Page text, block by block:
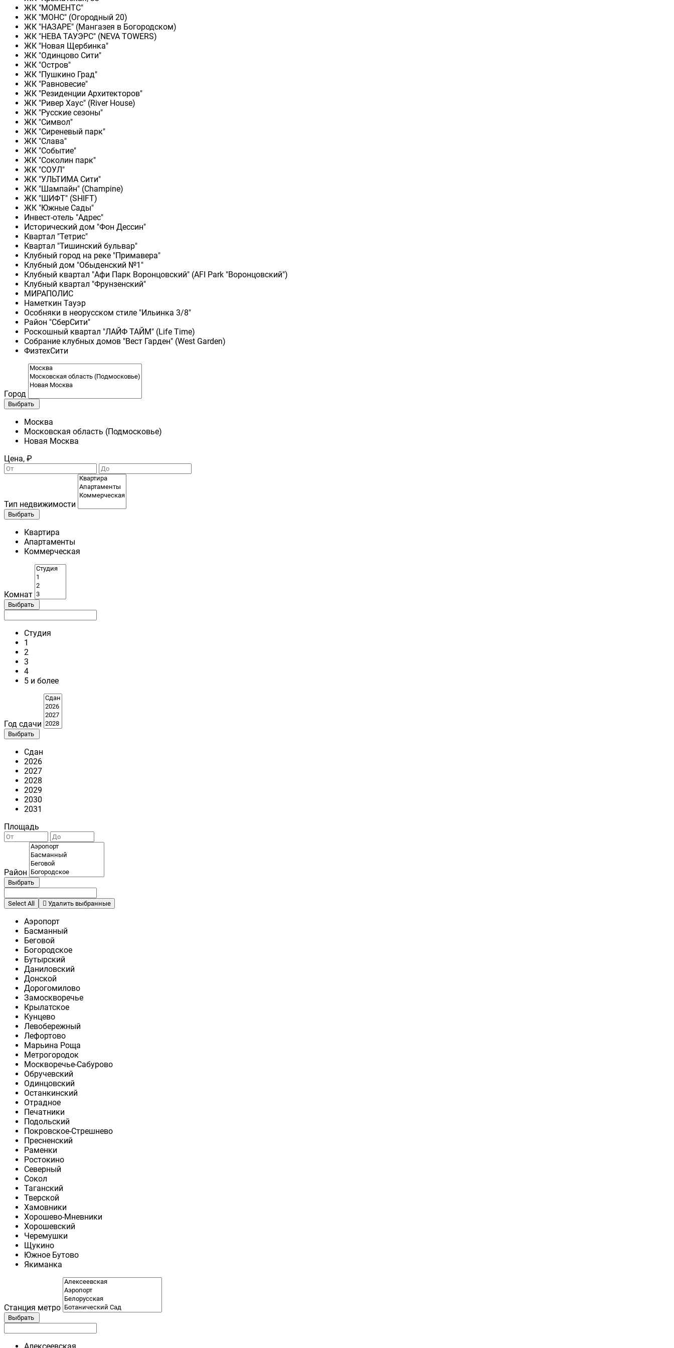
ЖК "МОМЕНТС"
ЖК "МОНС" (Огородный 20)
ЖК "НАЗАРЕ" (Мангазея в Богородском)
ЖК "НЕВА ТАУЭРС" (NEVA TOWERS)
ЖК "Новая Щербинка"
ЖК "Одинцово Сити"
ЖК "Остров"
ЖК "Пушкино Град"
ЖК "Равновесие"
ЖК "Резиденции Архитекторов"
ЖК "Ривер Хаус" (River Нouse)
ЖК "Русские сезоны"
ЖК "Символ"
ЖК "Сиреневый парк"
ЖК "Слава"
ЖК "Событие"
ЖК "Соколин парк"
ЖК "СОУЛ"
ЖК "УЛЬТИМА Сити"
ЖК "Шампайн" (Champine)
ЖК "ШИФТ" (SHIFT)
ЖК "Южные Сады"
Инвест-отель "Адрес"
Исторический дом "Фон Дессин"
Квартал "Тетрис"
Квартал "Тишинский бульвар"
Клубный город на реке "Примавера"
Клубный дом "Обыденский №1"
Клубный квартал "Афи Парк Воронцовский" (AFI Park "Воронцовский")
Клубный квартал "Фрунзенский"
МИРАПОЛИС
Наметкин Тауэр
Особняки в неорусском стиле "Ильинка 3/8"
Район "СберСити"
Роскошный квартал "ЛАЙФ ТАЙМ" (Life Time)
Собрание клубных домов "Вест Гарден" (West Garden)
ФизтехСити
Город
Выбрать
Москва
Московская область (Подмосковье)
Новая Москва
Цена, ₽
Тип недвижимости
Выбрать
Квартира
Апартаменты
Коммерческая
Комнат
Выбрать
Студия
1
2
3
4
5 и более
Год сдачи
Выбрать
Сдан
2026
2027
2028
2029
2030
2031
Площадь
Район
Выбрать
Select All Удалить выбранные
Аэропорт
Басманный
Беговой
Богородское
Бутырский
Даниловский
Донской
Дорогомилово
Замоскворечье
Крылатское
Кунцево
Левобережный
Лефортово
Марьина Роща
Метрогородок
Москворечье-Сабурово
Обручевский
Одинцовский
Останкинский
Отрадное
Печатники
Подольский
Покровское-Стрешнево
Пресненский
Раменки
Ростокино
Северный
Сокол
Таганский
Тверской
Хамовники
Хорошево-Мневники
Хорошевский
Черемушки
Щукино
Южное Бутово
Якиманка
Станция метро
Выбрать